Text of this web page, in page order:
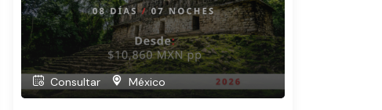
Consultar México